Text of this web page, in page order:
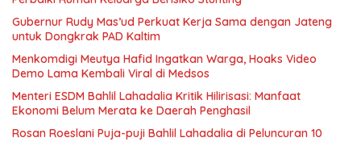
Gubernur Rudy Mas’ud Perkuat Kerja Sama dengan Jateng
untuk Dongkrak PAD Kaltim
Menkomdigi Meutya Hafid Ingatkan Warga, Hoaks Video
Demo Lama Kembali Viral di Medsos
Menteri ESDM Bahlil Lahadalia Kritik Hilirisasi: Manfaat
Ekonomi Belum Merata ke Daerah Penghasil
Rosan Roeslani Puja-puji Bahlil Lahadalia di Peluncuran 10